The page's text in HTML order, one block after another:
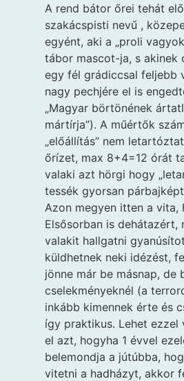
A rend bátor őrei tehát
szakácspisti nevű ,
egyént, aki a „proli
tábor mascot-ja, s akinek
egy fél grádiccsal feljebb
nagy pechjére el is
„Magyar börtönének
mártírja”). A műértők
„előállítás” nem
őrízet, max 8+4=12 órát
valaki azt hörgi hogy
tessék gyorsan
Azon megyen itten a vita,
Elsősorban is dehátazért,
valakit hallgatni
küldhetnek neki idézést,
jönne már be másnap, de
cselekményeknél (a
inkább kimennek érte és
így praktikus. Lehet ezzel
el azt, hogyha 1 évvel
belemondja a jútúbba,
vitetni a hadházyt, akkor